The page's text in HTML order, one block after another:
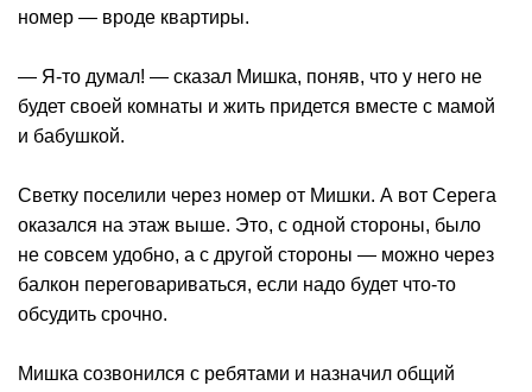
номер — вроде квартиры.
— Я-то думал! — сказал Мишка, поняв, что у него не
будет своей комнаты и жить придется вместе с мамой
и бабушкой.
Светку поселили через номер от Мишки. А вот Серега
оказался на этаж выше. Это, с одной стороны, было
не совсем удобно, а с другой стороны — можно через
балкон переговариваться, если надо будет что-то
обсудить срочно.
Мишка созвонился с ребятами и назначил общий